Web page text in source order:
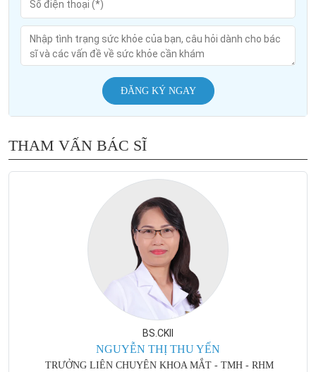
ĐĂNG KÝ NGAY
THAM VẤN BÁC SĨ
BS.CKII
NGUYỄN THỊ THU YẾN
TRƯỞNG LIÊN CHUYÊN KHOA MẮT - TMH - RHM